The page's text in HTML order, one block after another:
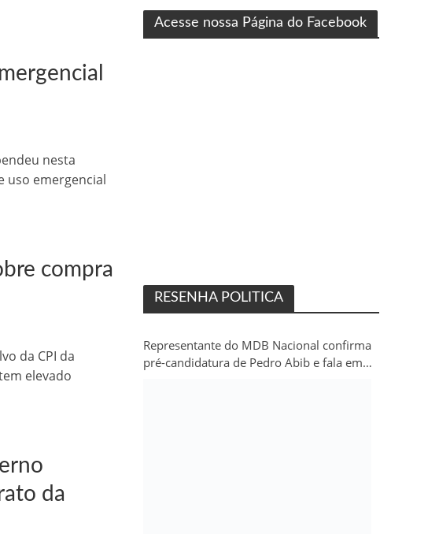
nesta
uso emergencial
compra
da CPI da
elevado
da
Acesse nossa Página do Facebook
RESENHA POLITICA
Representante do MDB Nacional confirma
pré-candidatura de Pedro Abib e fala em